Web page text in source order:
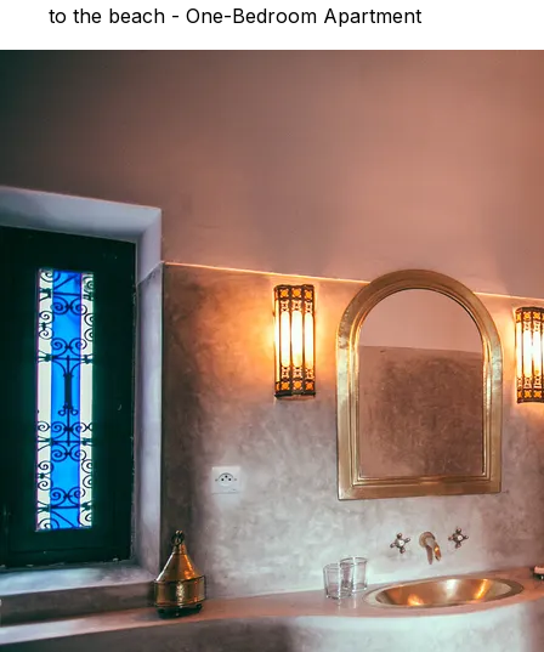
to the beach - One-Bedroom Apartment